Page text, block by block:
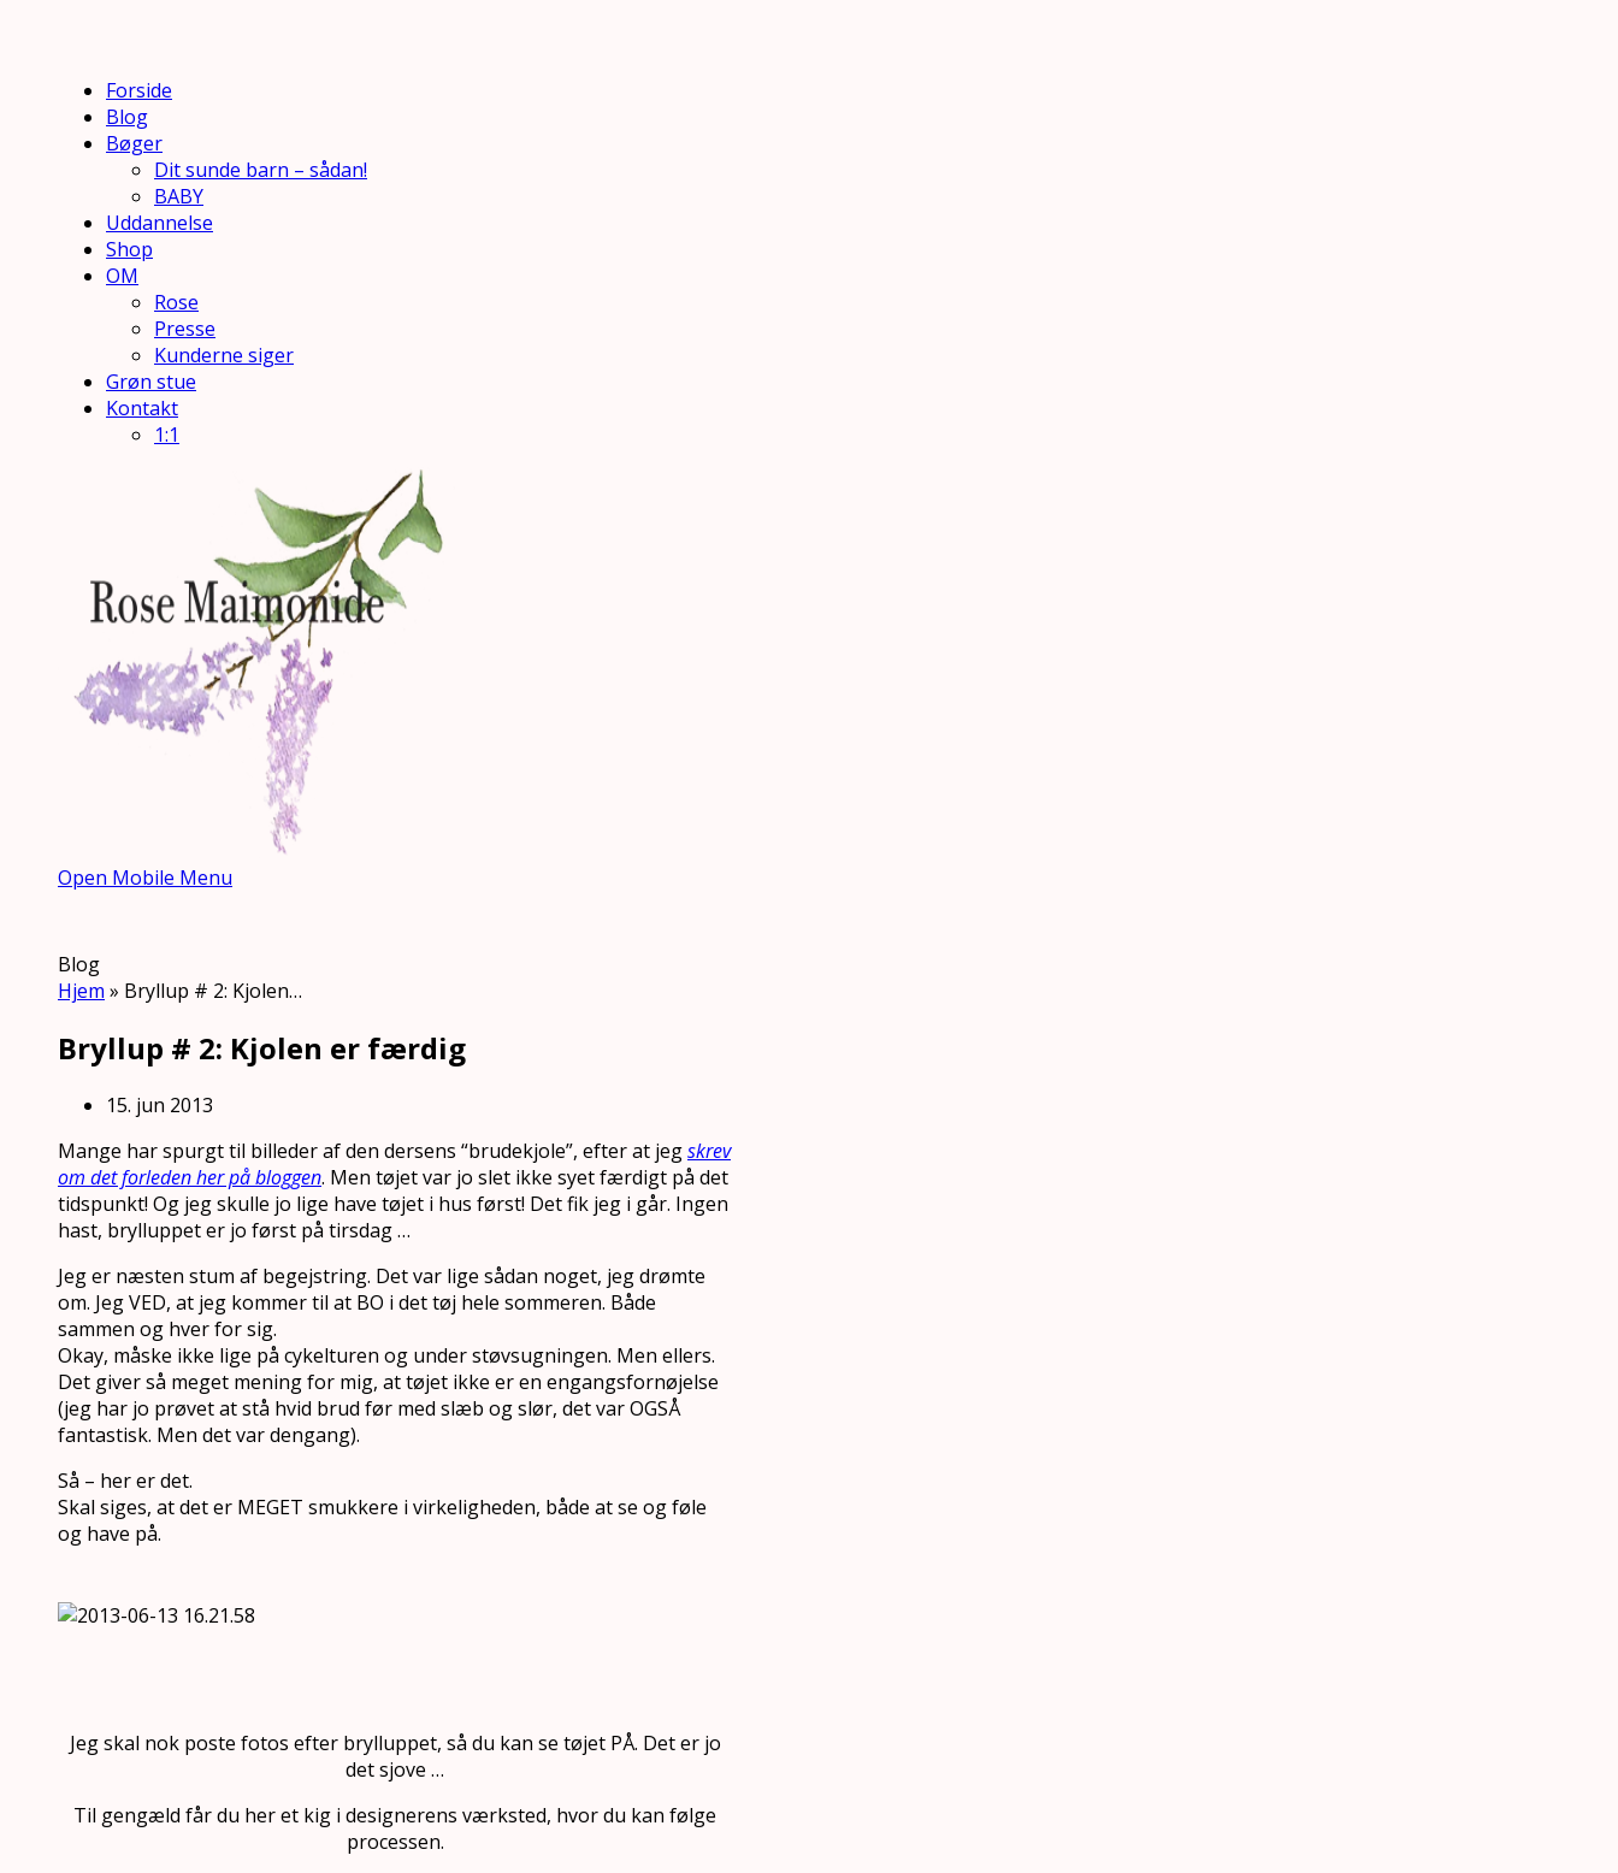
Forside
Blog
Bøger
Dit sunde barn – sådan!
BABY
Uddannelse
Shop
OM
Rose
Presse
Kunderne siger
Grøn stue
Kontakt
1:1
Open Mobile Menu
Blog
Hjem » Bryllup # 2: Kjolen…
Bryllup # 2: Kjolen er færdig
15. jun 2013
Mange har spurgt til billeder af den dersens “brudekjole”, efter at jegskrev
om det forleden her på bloggen. Men tøjet var jo slet ikke syet færdigt på det
tidspunkt! Og jeg skulle jo lige have tøjet i hus først! Det fik jeg i går. Ingen
hast, brylluppet er jo først på tirsdag …
Jeg er næsten stum af begejstring. Det var lige sådan noget, jeg drømte
om. Jeg VED, at jeg kommer til at BO i det tøj hele sommeren. Både
sammen og hver for sig.
Okay, måske ikke lige på cykelturen og under støvsugningen. Men ellers.
Det giver så meget mening for mig, at tøjet ikke er en engangsfornøjelse
(jeg har jo prøvet at stå hvid brud før med slæb og slør, det var OGSÅ
fantastisk. Men det var dengang).
Så – her er det.
Skal siges, at det er MEGET smukkere i virkeligheden, både at se og føle
og have på.
Jeg skal nok poste fotos efter brylluppet, så du kan se tøjet PÅ. Det er jo
det sjove …
Til gengæld får du her et kig i designerens værksted, hvor du kan følge
processen.